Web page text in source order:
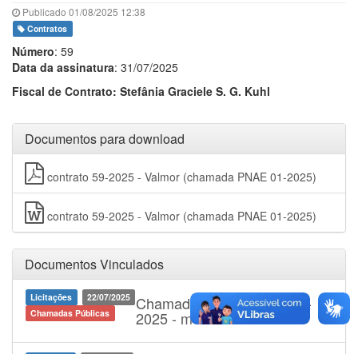
Publicado 01/08/2025 12:38
Contratos
Número: 59
Data da assinatura: 31/07/2025
Fiscal de Contrato: Stefânia Graciele S. G. Kuhl
Documentos para download
contrato 59-2025 - Valmor (chamada PNAE 01-2025)
contrato 59-2025 - Valmor (chamada PNAE 01-2025)
Documentos Vinculados
Licitações
22/07/2025
Chamadas Públicas
Chamada Pública Pnae 01-
2025 - merenda escolar